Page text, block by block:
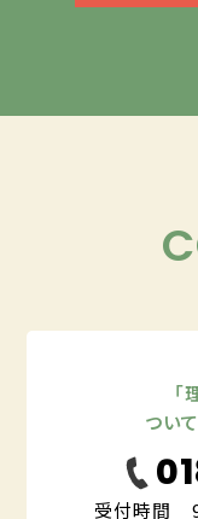
「
つい
受付時間